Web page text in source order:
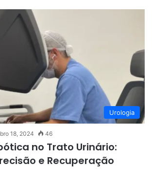
Urologia
18, 2024 46
no Trato Urinário:
e Recuperação